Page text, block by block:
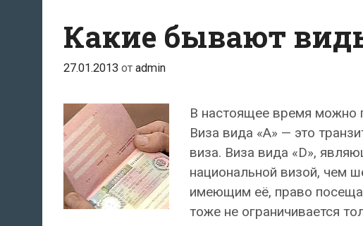
апреле
2015
Какие бывают
27.01.2013 от admin
В настоящее время можно
Виза вида «A» — это
виза. Виза вида «D»,
национальной визой, чем
имеющим её, право
тоже не ограничивается